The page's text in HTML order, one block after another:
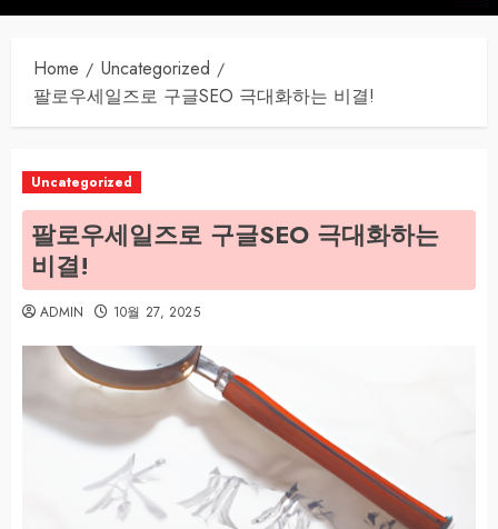
Menu
Home
Uncategorized
팔로우세일즈로 구글SEO 극대화하는 비결!
Uncategorized
팔로우세일즈로 구글SEO 극대화하는
비결!
ADMIN 10월 27, 2025